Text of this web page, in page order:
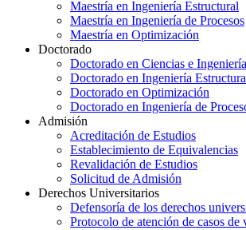
Maestría en Ingeniería Estructural
Maestría en Ingeniería de Procesos
Maestría en Optimización
Doctorado
Doctorado en Ciencias e
Doctorado en Ingeniería
Doctorado en Optimización
Doctorado en Ingeniería de
Admisión
Acreditación de Estudios
Establecimiento de Equivalencias
Revalidación de Estudios
Solicitud de Admisión
Derechos Universitarios
Defensoría de los derechos
Protocolo de atención de casos de